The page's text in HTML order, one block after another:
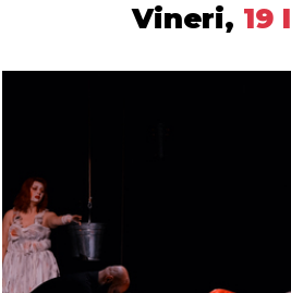
Vineri, 19